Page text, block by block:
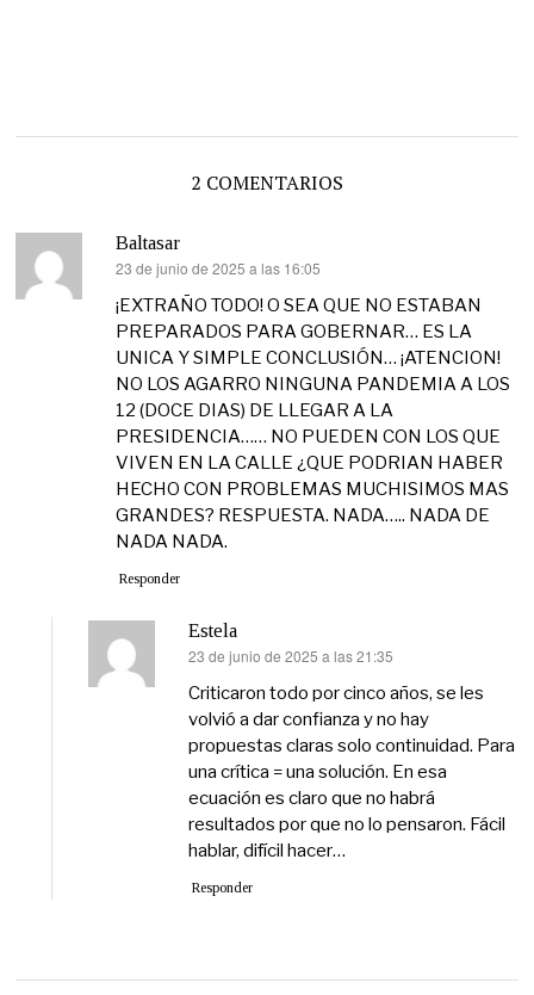
2 COMENTARIOS
Baltasar
dice:
23 de junio de 2025 a las 16:05
¡EXTRAÑO TODO! O SEA QUE NO ESTABAN
PREPARADOS PARA GOBERNAR… ES LA
UNICA Y SIMPLE CONCLUSIÓN… ¡ATENCION!
NO LOS AGARRO NINGUNA PANDEMIA A LOS
12 (DOCE DIAS) DE LLEGAR A LA
PRESIDENCIA…… NO PUEDEN CON LOS QUE
VIVEN EN LA CALLE ¿QUE PODRIAN HABER
HECHO CON PROBLEMAS MUCHISIMOS MAS
GRANDES? RESPUESTA. NADA….. NADA DE
NADA NADA.
Responder
Estela
dice:
23 de junio de 2025 a las 21:35
Criticaron todo por cinco años, se les
volvió a dar confianza y no hay
propuestas claras solo continuidad. Para
una crítica = una solución. En esa
ecuación es claro que no habrá
resultados por que no lo pensaron. Fácil
hablar, difícil hacer…
Responder